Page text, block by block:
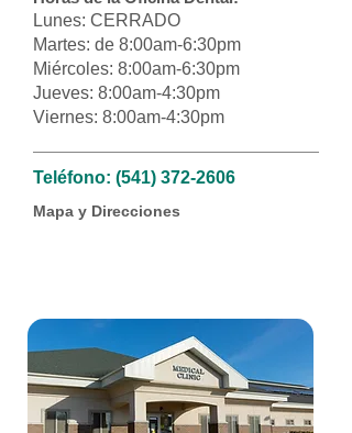
Lunes: CERRADO
Martes: de 8:00am-6:30pm
Miércoles: 8:00am-6:30pm
Jueves: 8:00am-4:30pm
Viernes: 8:00am-4:30pm
Teléfono: (541) 372-2606
Mapa y Direcciones